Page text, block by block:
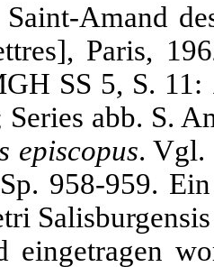
Amand
Paris,
SS 5, S. 11:
Series abb. S.
episcopus.
958-959.
eingetragen